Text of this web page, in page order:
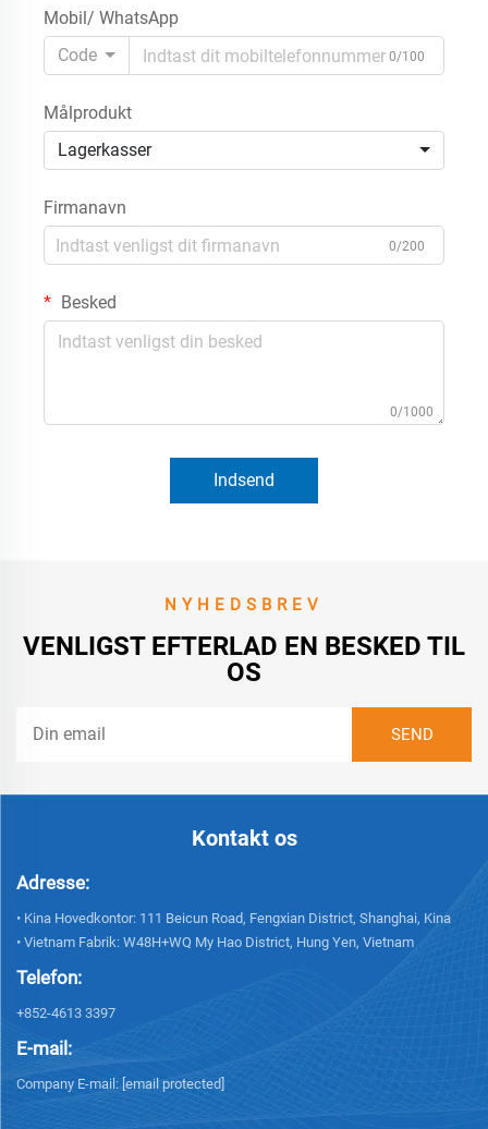
Mobil/ WhatsApp
Code
0/100
Målprodukt
Lagerkasser
Firmanavn
0/200
Besked
0/1000
Indsend
NYHEDSBREV
VENLIGST EFTERLAD EN BESKED TIL
OS
Kontakt os
Adresse:
• Kina Hovedkontor: 111 Beicun Road, Fengxian District, Shanghai, Kina
• Vietnam Fabrik: W48H+WQ My Hao District, Hung Yen, Vietnam
Telefon:
+852-4613 3397
E-mail:
Company E-mail: [email protected]